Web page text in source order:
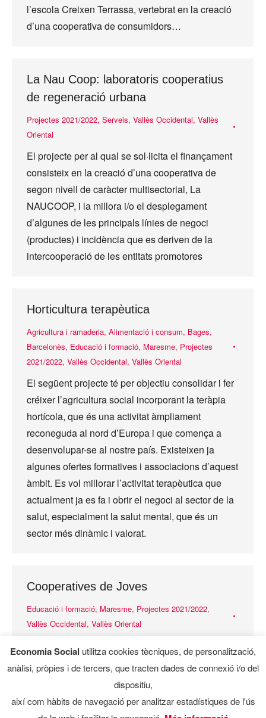
l’escola Creixen Terrassa, vertebrat en la creació
d’una cooperativa de consumidors…
La Nau Coop: laboratoris cooperatius
de regeneració urbana
Projectes 2021/2022, Serveis, Vallès Occidental, Vallès
Oriental
El projecte per al qual se sol·licita el finançament
consisteix en la creació d’una cooperativa de
segon nivell de caràcter multisectorial, La
NAUCOOP, i la millora i/o el desplegament
d’algunes de les principals línies de negoci
(productes) i incidència que es deriven de la
intercooperació de les entitats promotores
Horticultura terapèutica
Agricultura i ramaderia, Alimentació i consum, Bages,
Barcelonès, Educació i formació, Maresme, Projectes
2021/2022, Vallès Occidental, Vallès Oriental
El següent projecte té per objectiu consolidar i fer
créixer l’agricultura social incorporant la teràpia
hortícola, que és una activitat àmpliament
reconeguda al nord d’Europa i que comença a
desenvolupar-se al nostre país. Existeixen ja
algunes ofertes formatives i associacions d’aquest
àmbit. Es vol millorar l’activitat terapèutica que
actualment ja es fa i obrir el negoci al sector de la
salut, especialment la salut mental, que és un
sector més dinàmic i valorat.
Cooperatives de Joves
Educació i formació, Maresme, Projectes 2021/2022,
Vallès Occidental, Vallès Oriental
El programa Cooperatives de Joves (CdJ) apropa
el cooperativisme i l’economia solidària al jovent,
basat en l’experiència de Coopératives Jeunesse
de Services (CJS) del Québec, a través d’un
programa formatiu completament vivencial on es
Economia Social utilitza cookies tècniques, de personalització,
anàlisi, pròpies i de tercers, que tracten dades de connexió i/o del
dispositiu,
així com hàbits de navegació per analitzar estadístiques de l'ús